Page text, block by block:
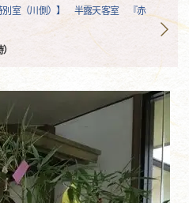
（川側）】 半露天客室 『赤